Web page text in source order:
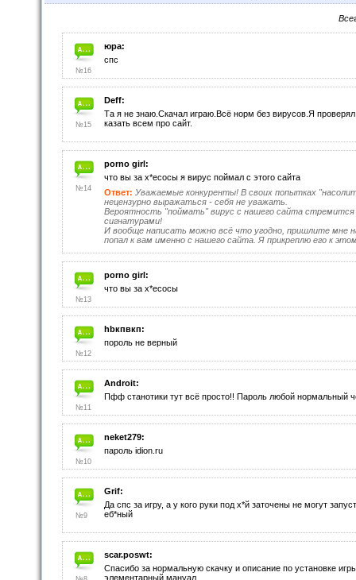
юра:
спс
№16
Deff:
Та я не знаю.Скачал играю.Всё норм без вирусов.Я
казать всем про сайт.
№15
porno girl:
что вы за х*есосы я вирус поймал с этого сайта
Ответ: Уважаемые конкуренты! В своих попытках
нецензурно выражаться - себя не уважать.
Вероятность "поймать" вирус с нашего сайта
сигнатурами!
И вообще написать можно всё что угодно, пришлите мне
попал к вам именно с нашего сайта. Я прикреплю его к
№14
porno girl:
что вы за х*есосы
№13
hbкпвкп:
пороль не верный
№12
Androit:
Пфф станотики тут всё просто!! Пароль любой нормальный
№11
neket279:
пароль idion.ru
№10
Grif:
Да спс за игру, а у кого руки под х*й заточены не могут
еб*ный
№9
scar.poswt:
Спасибо за нормальную скачку и описание по установке
элементарный мануал.